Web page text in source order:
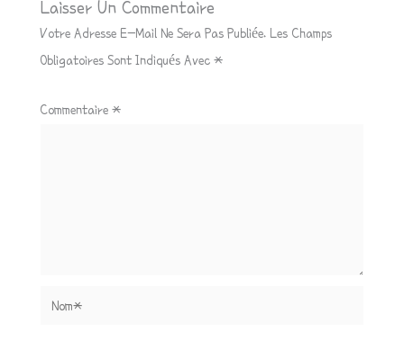
Laisser Un Commentaire
Votre Adresse E-Mail Ne Sera Pas Publiée. Les Champs
Obligatoires Sont Indiqués Avec *
Commentaire *
Nom*